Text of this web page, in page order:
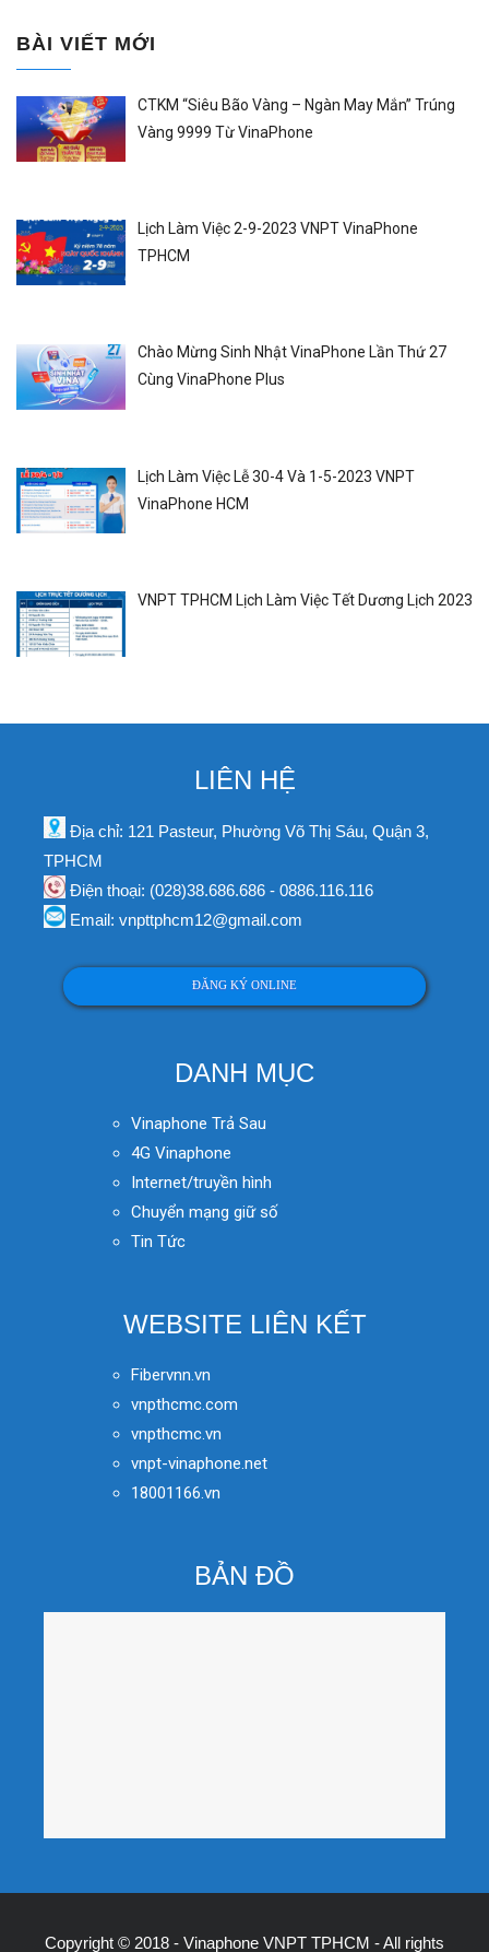
BÀI VIẾT MỚI
CTKM “Siêu Bão Vàng – Ngàn May Mắn” Trúng
Vàng 9999 Từ VinaPhone
Lịch Làm Việc 2-9-2023 VNPT VinaPhone
TPHCM
Chào Mừng Sinh Nhật VinaPhone Lần Thứ 27
Cùng VinaPhone Plus
Lịch Làm Việc Lễ 30-4 Và 1-5-2023 VNPT
VinaPhone HCM
VNPT TPHCM Lịch Làm Việc Tết Dương Lịch 2023
LIÊN HỆ
Địa chỉ: 121 Pasteur, Phường Võ Thị Sáu, Quận 3,
TPHCM
Điện thoại: (028)38.686.686 - 0886.116.116
Email: vnpttphcm12@gmail.com
ĐĂNG KÝ ONLINE
DANH MỤC
Vinaphone Trả Sau
4G Vinaphone
Internet/truyền hình
Chuyển mạng giữ số
Tin Tức
WEBSITE LIÊN KẾT
Fibervnn.vn
vnpthcmc.com
vnpthcmc.vn
vnpt-vinaphone.net
18001166.vn
BẢN ĐỒ
Copyright © 2018 - Vinaphone VNPT TPHCM - All rights